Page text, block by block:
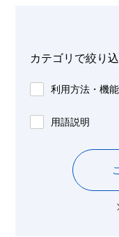
カテゴリで絞り
利用方法・機
用語説明